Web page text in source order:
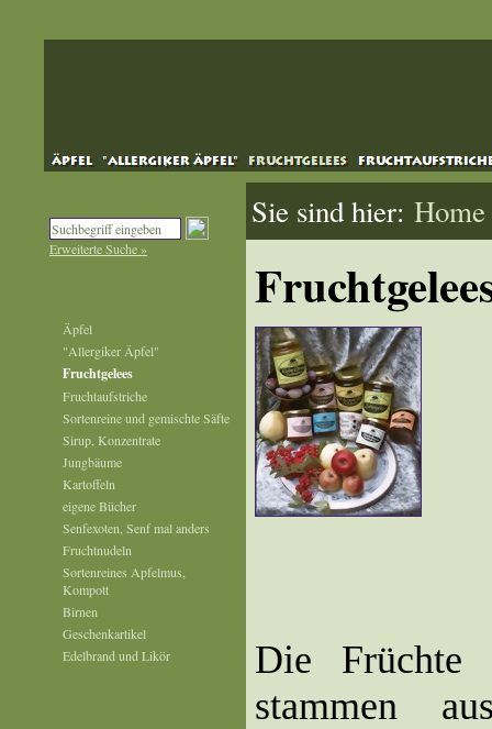
Erweiterte Suche »
Äpfel
"Allergiker Äpfel"
Fruchtgelees
Fruchtaufstriche
Sortenreine und gemischte Säfte
Sirup, Konzentrate
Jungbäume
Kartoffeln
eigene Bücher
Senfexoten, Senf mal anders
Fruchtnudeln
Sortenreines Apfelmus,
Kompott
Birnen
Geschenkartikel
Edelbrand und Likör
Sie sind hier: Home
Die Früchte
stammen